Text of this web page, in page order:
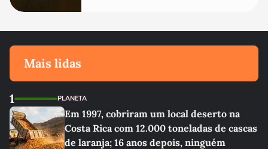
Mais lidas
1 PLANETA
Em 1997, cobriram um local deserto na
Costa Rica com 12.000 toneladas de cascas
de laranja; 16 anos depois, ninguém